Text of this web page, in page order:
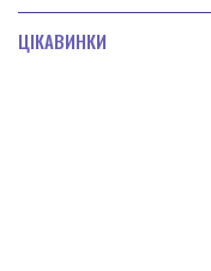
ЦІКАВИНКИ